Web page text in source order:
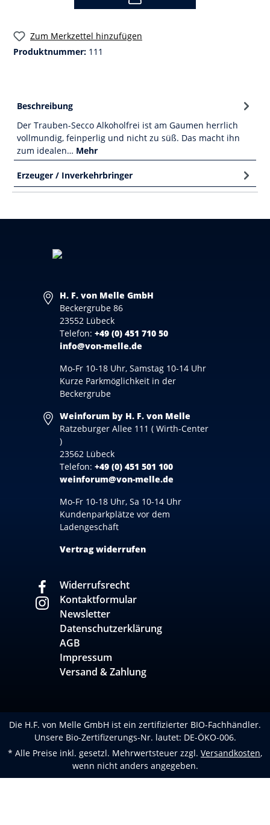
Zum Merkzettel hinzufügen
Produktnummer: 111
Beschreibung
Der Trauben-Secco Alkoholfrei ist am Gaumen herrlich
vollmundig, feinperlig und nicht zu süß. Das macht ihn
zum idealen… Mehr
Erzeuger / Inverkehrbringer
H. F. von Melle GmbH
Beckergrube 86
23552 Lübeck
Telefon: +49 (0) 451 710 50
info@von-melle.de
Mo-Fr 10-18 Uhr, Samstag 10-14 Uhr
Kurze Parkmöglichkeit in der
Beckergrube
Weinforum by H. F. von Melle
Ratzeburger Allee 111 ( Wirth-Center
)
23562 Lübeck
Telefon: +49 (0) 451 501 100
weinforum@von-melle.de
Mo-Fr 10-18 Uhr, Sa 10-14 Uhr
Kundenparkplätze vor dem
Ladengeschäft
Vertrag widerrufen
Widerrufsrecht
Kontaktformular
Newsletter
Datenschutzerklärung
AGB
Impressum
Versand & Zahlung
Die H.F. von Melle GmbH ist ein zertifizierter BIO-Fachhändler.
Unsere Bio-Zertifizerungs-Nr. lautet: DE-ÖKO-006.
* Alle Preise inkl. gesetzl. Mehrwertsteuer zzgl. Versandkosten,
wenn nicht anders angegeben.